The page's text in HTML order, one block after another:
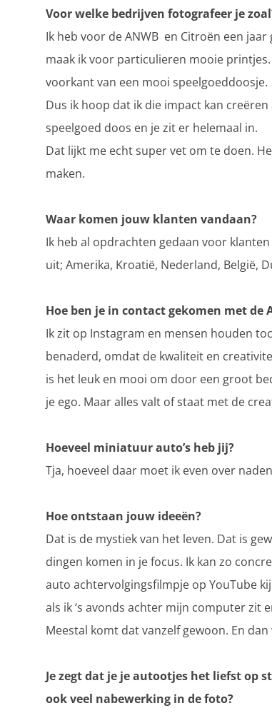
Voor welke bedrijven fotografeer je
Ik heb voor de ANWB en Citroën een
maak ik voor particulieren mooie
voorkant van een mooi speelgoeddoosje.
Dus ik hoop dat ik die impact kan
speelgoed doos en je zit er helemaal in.
Dat lijkt me echt super vet om te doen.
maken.
Waar komen jouw klanten vandaan?
Ik heb al opdrachten gedaan voor
uit; Amerika, Kroatië, Nederland, België,
Hoe ben je in contact gekomen met de
Ik zit op Instagram en mensen houden
benaderd, omdat de kwaliteit en
is het leuk en mooi om door een groot
je ego. Maar alles valt of staat met de
Hoeveel miniatuur auto’s heb jij?
Tja, hoeveel daar moet ik even over
Hoe ontstaan jouw ideeën?
Dat is de mystiek van het leven. Dat is
dingen komen in je focus. Ik kan zo
auto achtervolgingsfilmpje op YouTube
als ik ‘s avonds achter mijn computer zit
Meestal komt dat vanzelf gewoon. En
Je zegt dat je je autootjes het liefst op
ook veel nabewerking in de foto?